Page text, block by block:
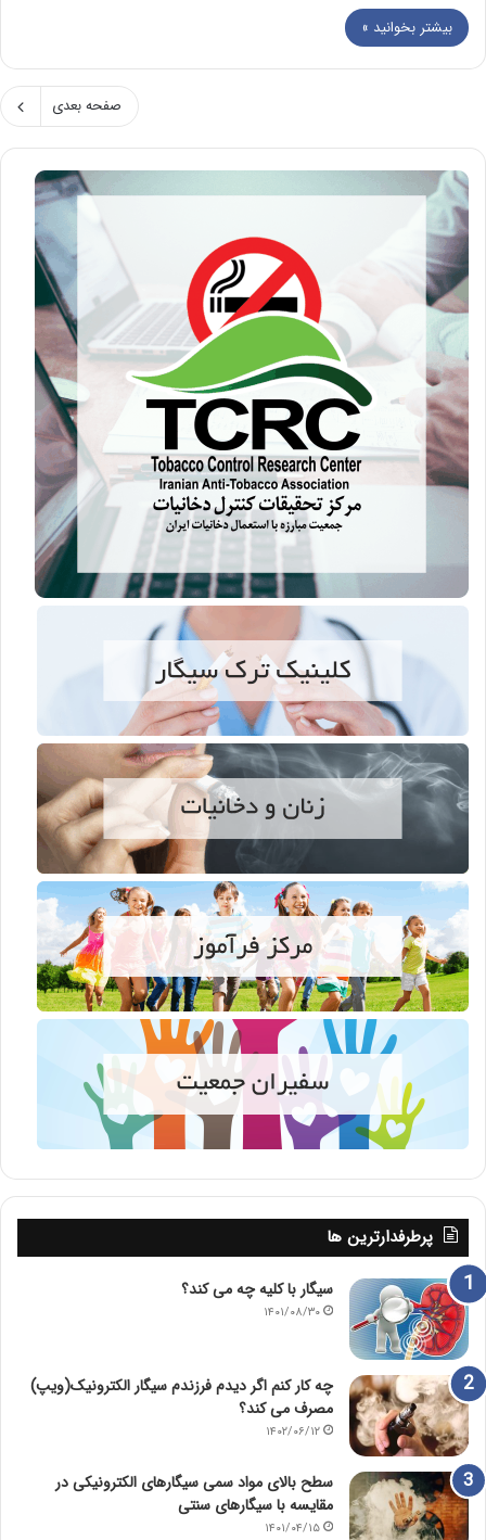
بیشتر بخوانید »
صفحه بعدی
پرطرفدارترین ها
سیگار با کلیه چه می کند؟
۱۴۰۱/۰۸/۳۰
چه کار کنم اگر دیدم فرزندم سیگار الکترونیک(ویپ)
مصرف می کند؟
۱۴۰۲/۰۶/۱۲
سطح بالای مواد سمی سیگارهای الکترونیکی در
مقایسه با سیگارهای سنتی
۱۴۰۱/۰۴/۱۵